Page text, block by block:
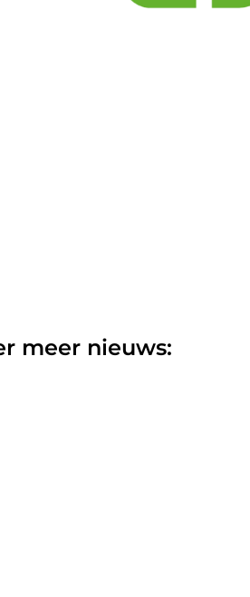
meer nieuws: